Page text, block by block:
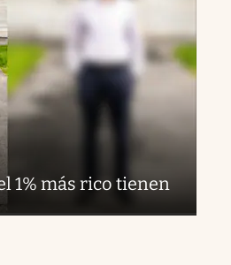
1% más rico tienen